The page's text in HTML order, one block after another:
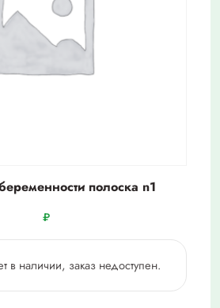
полоска n1
₽
в наличии, заказ недоступен.